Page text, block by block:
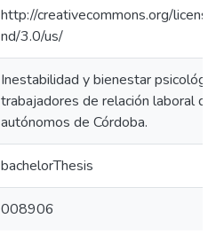
http://creativecommons.org/
nd/3.0/us/
Inestabilidad y bienestar
trabajadores de relación laboral
autónomos de Córdoba.
bachelorThesis
008906